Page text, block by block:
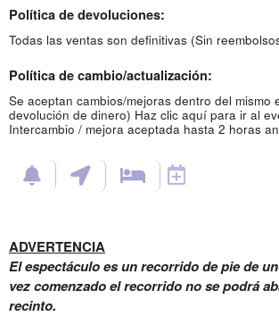
Política de devoluciones:
Todas las ventas son definitivas (Sin
Política de cambio/actualización:
Se aceptan cambios/mejoras dentro del mismo
devolución de dinero) Haz clic aquí para ir al
Intercambio / mejora aceptada hasta 2 horas
ADVERTENCIA
El espectáculo es un recorrido de pie de
vez comenzado el recorrido no se podrá
recinto.